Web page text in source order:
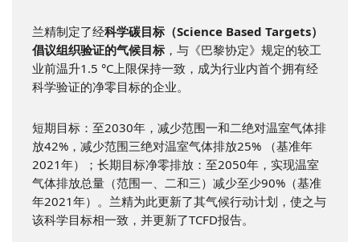
兰精制定了经科学碳目标（Science Based Targets）
倡议组织验证的气候目标 ，与《巴黎协定》规定的较工
业前温升1.5 °C上限保持一致，成为行业内首个拥有经
科学验证的净零目标的企业。
短期目标：至2030年，减少范围一和二绝对温室气体排
放42%，减少范围三绝对温室气体排放25% （基准年
2021年）；长期目标净零排放：至2050年，实现温室
气体排放总量（范围一、二和三）减少至少90%（基准
年2021年）。兰精为此更新了其气候行动计划，使之与
该科学目标相一致，并更新了TCFD报告。